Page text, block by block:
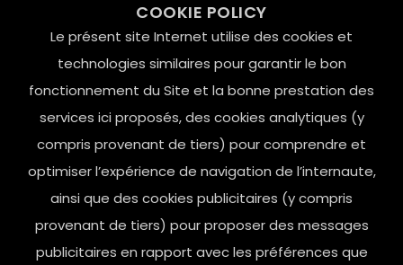
COOKIE POLICY
Le présent site Internet utilise des cookies et
technologies similaires pour garantir le bon
fonctionnement du Site et la bonne prestation des
services ici proposés, des cookies analytiques (y
compris provenant de tiers) pour comprendre et
optimiser l’expérience de navigation de l’internaute,
ainsi que des cookies publicitaires (y compris
provenant de tiers) pour proposer des messages
publicitaires en rapport avec les préférences que
Le Marais, 75004 Paris
contact@mesindesgalantes.com
01.42.72.42.51